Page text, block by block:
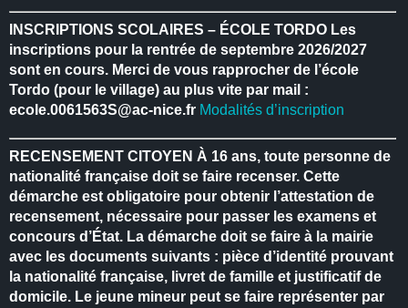
INSCRIPTIONS SCOLAIRES – ÉCOLE TORDO Les
inscriptions pour la rentrée de septembre 2026/2027
sont en cours. Merci de vous rapprocher de l’école
Tordo (pour le village) au plus vite par mail :
ecole.0061563S@ac-nice.fr Modalités d’inscription
RECENSEMENT CITOYEN À 16 ans, toute personne de
nationalité française doit se faire recenser. Cette
démarche est obligatoire pour obtenir l’attestation de
recensement, nécessaire pour passer les examens et
concours d’État. La démarche doit se faire à la mairie
avec les documents suivants : pièce d’identité prouvant
la nationalité française, livret de famille et justificatif de
domicile. Le jeune mineur peut se faire représenter par